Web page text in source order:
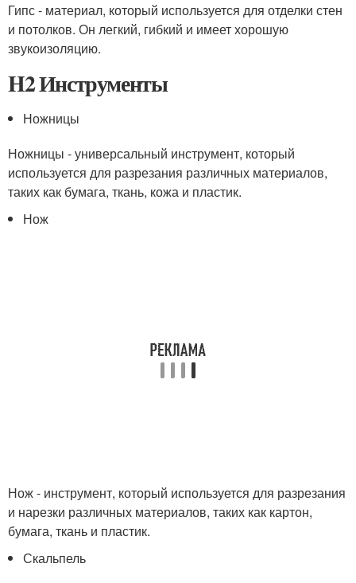
Гипс - материал, который используется для отделки стен
и потолков. Он легкий, гибкий и имеет хорошую
звукоизоляцию.
H2 Инструменты
Ножницы
Ножницы - универсальный инструмент, который
используется для разрезания различных материалов,
таких как бумага, ткань, кожа и пластик.
Нож
Нож - инструмент, который используется для разрезания
и нарезки различных материалов, таких как картон,
бумага, ткань и пластик.
Скальпель